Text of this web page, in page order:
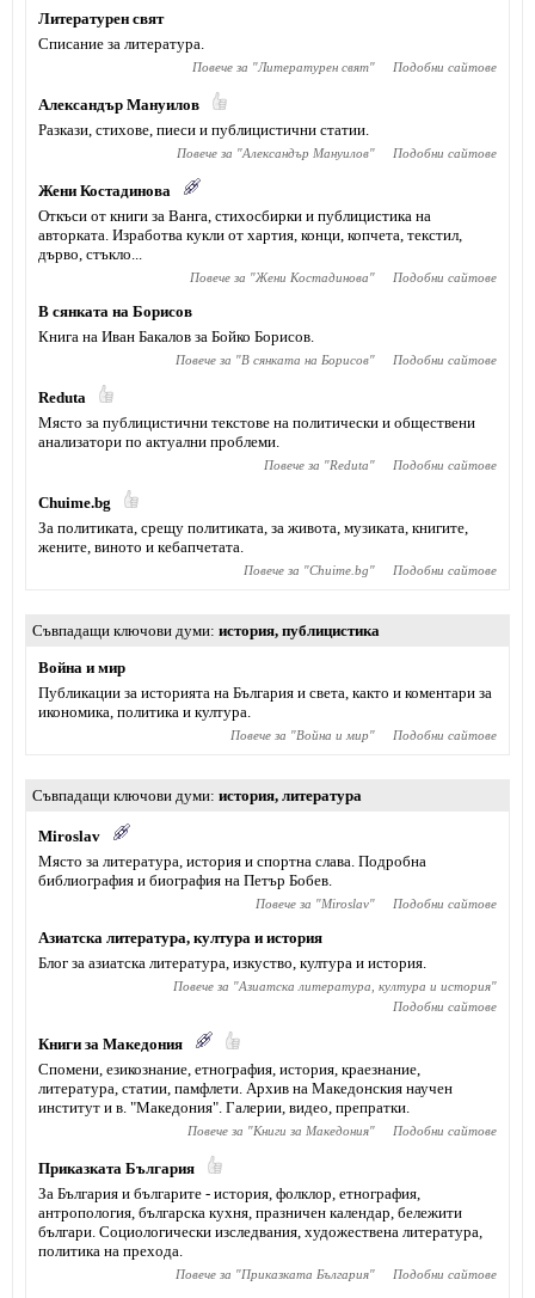
Литературен свят
Списание за литература.
Повече за "Литературен свят" Подобни сайтове
Александър Мануилов
Разкази, стихове, пиеси и публицистични статии.
Повече за "Александър Мануилов" Подобни сайтове
Жени Костадинова
Откъси от книги за Ванга, стихосбирки и публицистика на
авторката. Изработва кукли от хартия, конци, копчета, текстил,
дърво, стъкло...
Повече за "Жени Костадинова" Подобни сайтове
В сянката на Борисов
Книга на Иван Бакалов за Бойко Борисов.
Повече за "В сянката на Борисов" Подобни сайтове
Reduta
Място за публицистични текстове на политически и обществени
анализатори по актуални проблеми.
Повече за "Reduta" Подобни сайтове
Chuime.bg
За политиката, срещу политиката, за живота, музиката, книгите,
жените, виното и кебапчетата.
Повече за "Chuime.bg" Подобни сайтове
Съвпадащи ключови думи история, публицистика
Война и мир
Публикации за историята на България и света, както и коментари за
икономика, политика и култура.
Повече за "Война и мир" Подобни сайтове
Съвпадащи ключови думи история, литература
Miroslav
Място за литература, история и спортна слава. Подробна
библиография и биография на Петър Бобев.
Повече за "Miroslav" Подобни сайтове
Азиатска литература, култура и история
Блог за азиатска литература, изкуство, култура и история.
Повече за "Азиатска литература, култура и история"
Подобни сайтове
Книги за Македония
Спомени, eзикознание, етнография, история, краезнание,
литература, статии, памфлети. Архив на Македонския научен
институт и в. "Македония". Галерии, видео, препратки.
Повече за "Книги за Македония" Подобни сайтове
Приказката България
За България и българите - история, фолклор, етнография,
антропология, българска кухня, празничен календар, бележити
българи. Социологически изследвания, художествена литература,
политика на прехода.
Повече за "Приказката България" Подобни сайтове